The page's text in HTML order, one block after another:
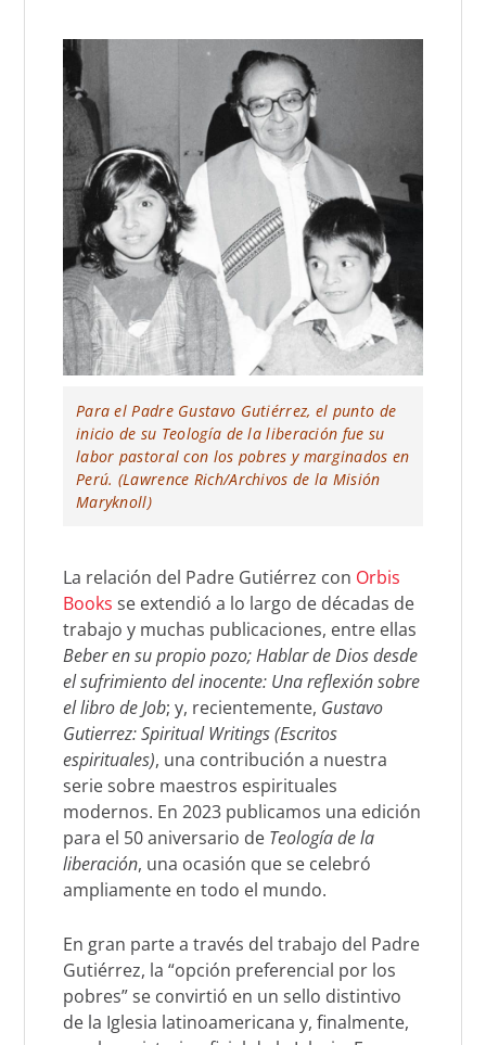
Para el Padre Gustavo Gutiérrez, el punto de
inicio de su Teología de la liberación fue su
labor pastoral con los pobres y marginados en
Perú. (Lawrence Rich/Archivos de la Misión
Maryknoll)
La relación del Padre Gutiérrez con Orbis
Books se extendió a lo largo de décadas de
trabajo y muchas publicaciones, entre ellas
Beber en su propio pozo; Hablar de Dios desde
el sufrimiento del inocente: Una reflexión sobre
el libro de Job; y, recientemente, Gustavo
Gutierrez: Spiritual Writings (Escritos
espirituales), una contribución a nuestra
serie sobre maestros espirituales
modernos. En 2023 publicamos una edición
para el 50 aniversario de Teología de la
liberación, una ocasión que se celebró
ampliamente en todo el mundo.
En gran parte a través del trabajo del Padre
Gutiérrez, la “opción preferencial por los
pobres” se convirtió en un sello distintivo
de la Iglesia latinoamericana y, finalmente,